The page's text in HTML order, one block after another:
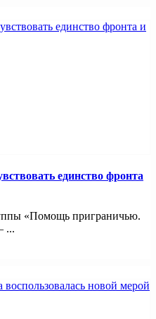
единство фронта
«Помощь приграничью.
...